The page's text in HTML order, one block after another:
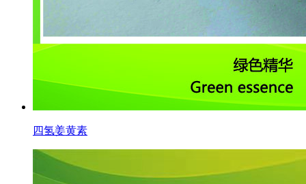
四氢姜黄素